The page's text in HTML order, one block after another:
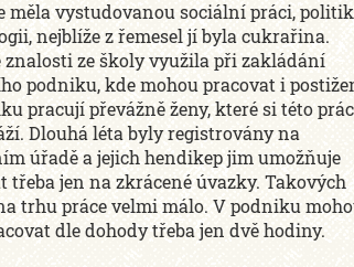
měla vystudovanou sociální práci,
nejblíže z řemesel jí byla cukrařina.
znalosti ze školy využila při zakládání
podniku, kde mohou pracovat i
pracují převážně ženy, které si této
Dlouhá léta byly registrovány na
úřadě a jejich hendikep jim umožňuje
třeba jen na zkrácené úvazky. Takových
trhu práce velmi málo. V podniku
dle dohody třeba jen dvě hodiny.